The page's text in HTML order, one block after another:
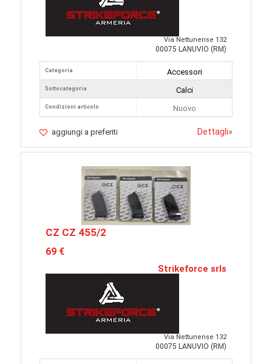
Via Nettunense 132
00075 LANUVIO (RM)
Categoria
Sottocategoria
Condizioni articolo
Accessori
Calci
Nuovo
aggiungi a preferiti Dettagli»
CZ CZ 455/2
69 €
Strikeforce srls
Via Nettunense 132
00075 LANUVIO (RM)